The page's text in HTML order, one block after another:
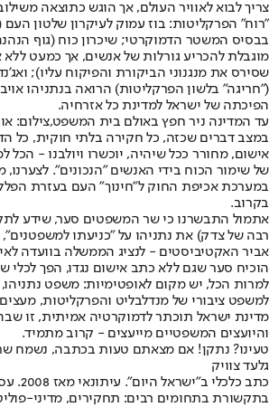
צריך לבוא לאוויר העולם, אך הוגש כתוצאה
"רוח" הפרקליטות: בוז עמוק לעיקרון שלטון
בבסיס המשטר הדמוקרטי; שיכרון כוח (גוף
מוגבלת להכריע גורלות של אנשים, אך כמעט ללא
שסירס את מנגנוני הביקורת והפיקוח עליו);
("חריגה" בלשון הפרקליטות) הרואה בנתניהו
הפיכתה של ישראל למדינת כל אזרחיה.
עד המדינה ניר חפץ באולם בית המשפט,צילום:
במצב דברים שכזה, כל חקירה בלתי חוקית, כל
אישום, מחורר ככל שיהיה, יוכשרו ויולבנו -
של שימור הכוח בידי האנשים "הנכונים". לצערנו,
במערכת אכיפת החוק ל"חינוך" העם בעזרת
בקרוב.
אתמול התבשרנו כי שר המשפטים סער, שידע
רבה של צדק) את נתניהו על "כניעתו למשפטנים",
אביר האקטיביסטים - לנציג הממשלה בוועדה
הוכיח סער שגם ללא כתב אישום נגדו, הפך לכלי
למרות הכל, יש מקום לאופטימיות: משפט
למשפט ציבורי של מנדלבליט והפרקליטות,
מדינת ישראל תוכתר לדמוקרטיה אמיתית, זו
והיועצים המשפטיים מייעצים - קרוב מתמיד.
טעינו? נתקן! אם מצאתם טעות בכתבה, נשמח
גלעד צוויק
כתב
בתקשורת בתחומים רבים: תחקירים, מדיני-